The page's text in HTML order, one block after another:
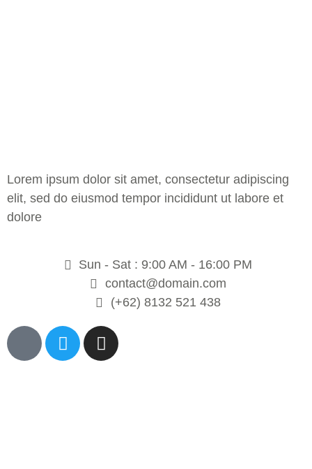
Lorem ipsum dolor sit amet, consectetur adipiscing
elit, sed do eiusmod tempor incididunt ut labore et
dolore
Sun - Sat : 9:00 AM - 16:00 PM
contact@domain.com
(+62) 8132 521 438